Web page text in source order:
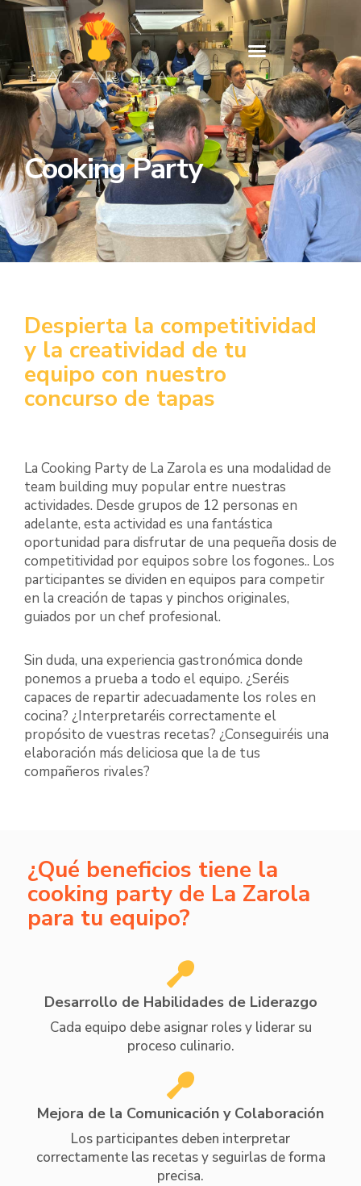
Cooking Party
Despierta la competitividad
y la creatividad de tu
equipo con nuestro
concurso de tapas
La Cooking Party de La Zarola es una modalidad de
team building muy popular entre nuestras
actividades. Desde grupos de 12 personas en
adelante, esta actividad es una fantástica
oportunidad para disfrutar de una pequeña dosis de
competitividad por equipos sobre los fogones.. Los
participantes se dividen en equipos para competir
en la creación de tapas y pinchos originales,
guiados por un chef profesional.
Sin duda, una experiencia gastronómica donde
ponemos a prueba a todo el equipo. ¿Seréis
capaces de repartir adecuadamente los roles en
cocina? ¿Interpretaréis correctamente el
propósito de vuestras recetas? ¿Conseguiréis una
elaboración más deliciosa que la de tus
compañeros rivales?
¿Qué beneficios tiene la
cooking party de La Zarola
para tu equipo?
Desarrollo de Habilidades de Liderazgo
Cada equipo debe asignar roles y liderar su
proceso culinario.
Mejora de la Comunicación y Colaboración
Los participantes deben interpretar
correctamente las recetas y seguirlas de forma
precisa.